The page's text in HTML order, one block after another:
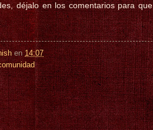
déjalo en los comentarios para que
en14:07